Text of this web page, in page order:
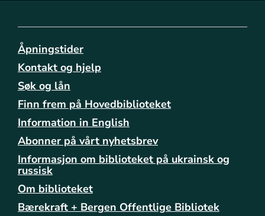
Åpningstider
Kontakt og hjelp
Søk og lån
Finn frem på Hovedbiblioteket
Information in English
Abonner på vårt nyhetsbrev
Informasjon om biblioteket på ukrainsk og
russisk
Om biblioteket
Bærekraft + Bergen Offentlige Bibliotek